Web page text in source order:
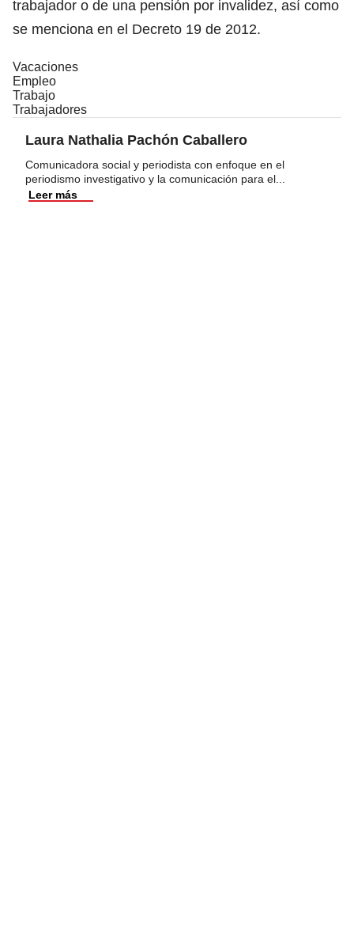
trabajador o de una pensión por invalidez, así como
se menciona en el Decreto 19 de 2012.
Vacaciones
Empleo
Trabajo
Trabajadores
Laura Nathalia Pachón Caballero
Comunicadora social y periodista con enfoque en el
periodismo investigativo y la comunicación para el
Leer más